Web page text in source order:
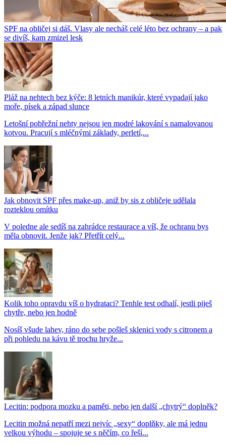
SPF na obličej si dáš. Vlasy ale necháš celé léto bez ochrany – a pak
se divíš, kam zmizel lesk
Pláž na nehtech bez kýče: 8 letních manikúr, které vypadají jako
moře, písek a západ slunce
Letošní pobřežní nehty nejsou jen modré lakování s namalovanou
kotvou. Pracují s mléčnými základy, perletí,...
Jak obnovit SPF přes make-up, aniž by sis z obličeje udělala
rozteklou omítku
V poledne ale sedíš na zahrádce restaurace a víš, že ochranu bys
měla obnovit. Jenže jak? Přetřít celý...
Kolik toho opravdu víš o hydrataci? Tenhle test odhalí, jestli piješ
chytře, nebo jen hodně
Nosíš všude lahev, ráno do sebe pošleš sklenici vody s citronem a
při pohledu na kávu tě trochu hryže...
Lecitin: podpora mozku a paměti, nebo jen další „chytrý“ doplněk?
Lecitin možná nepatří mezi nejvíc „sexy“ doplňky, ale má jednu
velkou výhodu – spojuje se s něčím, co řeší...